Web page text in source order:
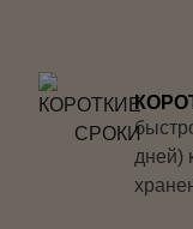
дней)